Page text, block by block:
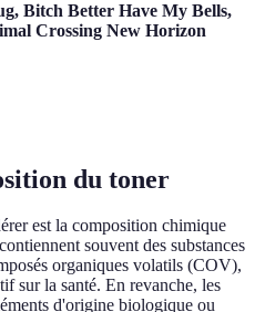
Bitch Better Have My Bells,
Crossing New Horizon
du toner
est la composition chimique
souvent des substances
organiques volatils (COV),
sur la santé. En revanche, les
d'origine biologique ou